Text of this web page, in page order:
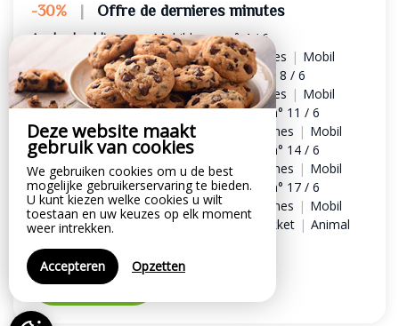
Deze website maakt
gebruik van cookies
We gebruiken cookies om u de best
mogelijke gebruikerservaring te bieden.
U kunt kiezen welke cookies u wilt
toestaan en uw keuzes op elk moment
weer intrekken.
Accepteren Opzetten
-30% | Offre de dernieres minutes
Aanbod geldig voor :Mobil-home n° 4 / 6
personnes | Mobil home n° 5 / 6 personnes | Mobil
home n° 7 / 6 personnes | Mobil home n° 8 / 6
personnes | Mobil home n° 9 / 6 personnes | Mobil
home n° 10 / 6 personnes | Mobil home n° 11 / 6
personnes | Mobil home n° 12 / 6 personnes | Mobil
home n° 13 / 6 personnes |
Mobil home n° 14 / 6
personnes | Mobil home n° 15 / 6 personnes | Mobil
home n° 16 / 6 personnes | Mobil home n° 17 / 6
personnes | Mobil home n° 18 / 6 personnes | Mobil
home n° 19 / 6 personnes | Handdoekpakket | Animal
RESERVEREN